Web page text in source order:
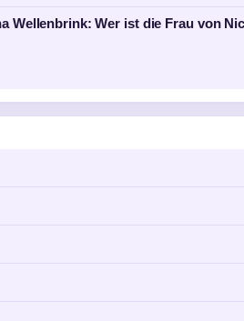
Wellenbrink: Wer ist die Frau von